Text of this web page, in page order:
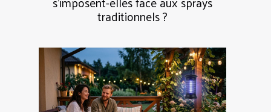
traditionnels ?